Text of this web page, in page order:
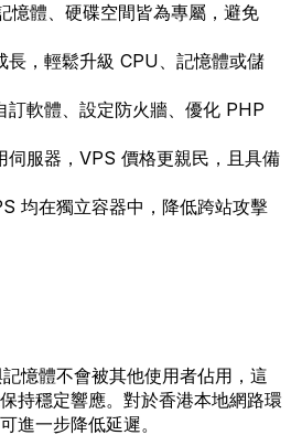
憶體、硬碟空間皆為專屬，避免
長，輕鬆升級 CPU、記憶體或儲
訂軟體、設定防火牆、優化 PHP
伺服器，VPS 價格更親民，且具備
均在獨立容器中，降低跨站攻擊
憶體不會被其他使用者佔用，這
持穩定響應。對於香港本地網路環
進一步降低延遲。